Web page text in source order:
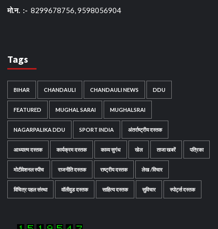
मो.न. :- 8299678756, 9598056904
Tags
BIHAR CHANDAULI CHANDAULI NEWS DDU
FEATURED MUGHAL SARAI MUGHALSRAI
NAGARPALIKA DDU SPORT INDIA अंतर्राष्ट्रीय दस्तक
आध्यात्म दस्तक कार्यक्रम दस्तक काव्य सुगंध खेल ताजा खबरें पत्रिका
मोटीवेशनल स्पीच राजनीति दस्तक राष्ट्रीय दस्तक लेख /विचार
विचित्र पहल संस्था वॉलीवुड दस्तक साहित्य दस्तक सुविचार स्पोर्ट्स दस्तक